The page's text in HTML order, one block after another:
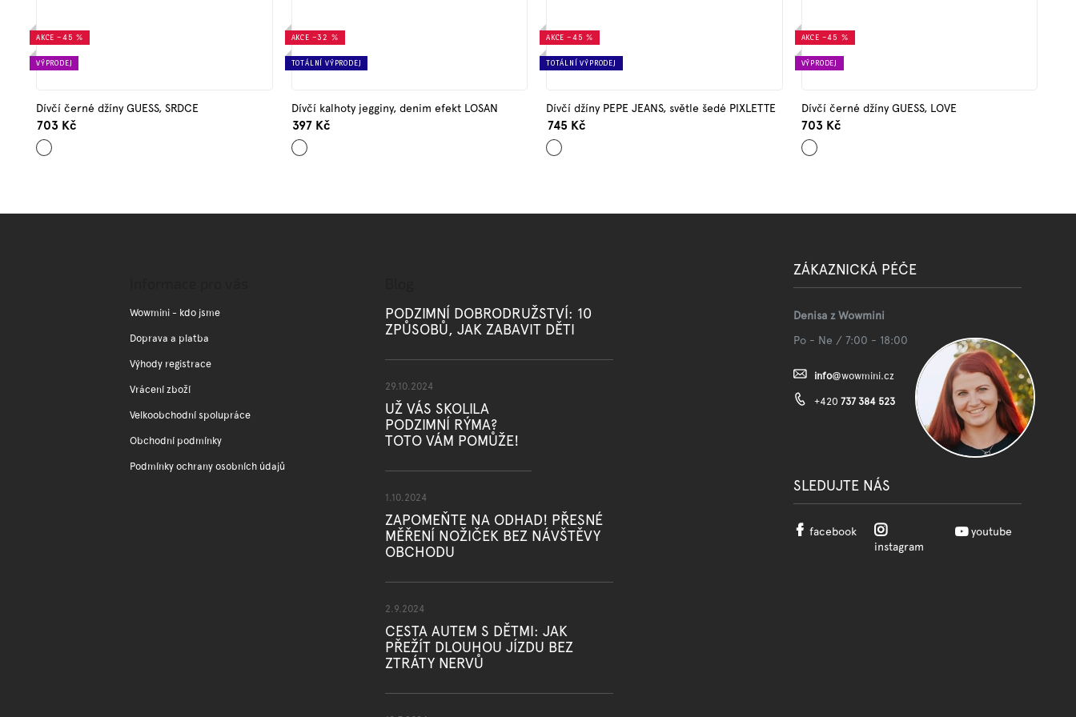
AKCE –45 %
VÝPRODEJ
Dívčí černé džíny GUESS, SRDCE
703 Kč
Černá
AKCE –32 %
TOTÁLNÍ VÝPRODEJ
Dívčí kalhoty jegginy, denim efekt LOSAN
397 Kč
Černá
AKCE –45 %
TOTÁLNÍ VÝPRODEJ
Dívčí džíny PEPE JEANS, světle šedé PIXLETTE
745 Kč
Šedá
AKCE –45 %
VÝPRODEJ
Dívčí černé džíny GUESS, LOVE
703 Kč
Černá
Wowmini - kdo jsme
Doprava a platba
Výhody registrace
Vrácení zboží
Velkoobchodní spolupráce
Obchodní podmínky
Podmínky ochrany osobních údajů
PODZIMNÍ DOBRODRUŽSTVÍ: 10
ZPŮSOBŮ, JAK ZABAVIT DĚTI
29.10.2024
UŽ VÁS SKOLILA
PODZIMNÍ RÝMA?
TOTO VÁM POMŮŽE!
1.10.2024
ZAPOMEŇTE NA ODHAD! PŘESNÉ
MĚŘENÍ NOŽIČEK BEZ NÁVŠTĚVY
OBCHODU
2.9.2024
CESTA AUTEM S DĚTMI: JAK
PŘEŽÍT DLOUHOU JÍZDU BEZ
ZTRÁTY NERVŮ
ZÁKAZNICKÁ PÉČE
Denisa z Wowmini
Po - Ne / 7:00 - 18:00
info@wowmini.cz
+420 737 384 523
SLEDUJTE NÁS
facebook
instagram
youtube